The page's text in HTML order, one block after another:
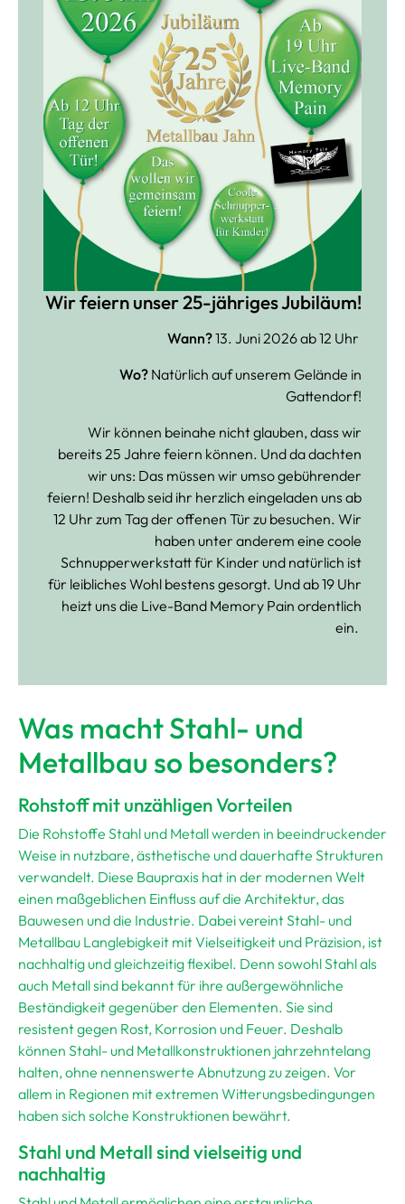
Wir feiern unser 25-jähriges Jubiläum!
Wann?13. Juni 2026 ab 12 Uhr
Wo? Natürlich auf unserem Gelände in
Gattendorf!
Wir können beinahe nicht glauben, dass wir
bereits 25 Jahre feiern können. Und da dachten
wir uns: Das müssen wir umso gebührender
feiern! Deshalb seid ihr herzlich eingeladen uns ab
12 Uhr zum Tag der offenen Tür zu besuchen. Wir
haben unter anderem eine coole
Schnupperwerkstatt für Kinder und natürlich ist
für leibliches Wohl bestens gesorgt. Und ab 19 Uhr
heizt uns die Live-Band Memory Pain ordentlich
ein.
Was macht Stahl- und
Metallbau so besonders?
Rohstoff mit unzähligen Vorteilen
Die Rohstoffe Stahl und Metall werden in beeindruckender
Weise in nutzbare, ästhetische und dauerhafte Strukturen
verwandelt. Diese Baupraxis hat in der modernen Welt
einen maßgeblichen Einfluss auf die Architektur, das
Bauwesen und die Industrie. Dabei vereint Stahl- und
Metallbau Langlebigkeit mit Vielseitigkeit und Präzision, ist
nachhaltig und gleichzeitig flexibel. Denn sowohl Stahl als
auch Metall sind bekannt für ihre außergewöhnliche
Beständigkeit gegenüber den Elementen. Sie sind
resistent gegen Rost, Korrosion und Feuer. Deshalb
können Stahl- und Metallkonstruktionen jahrzehntelang
halten, ohne nennenswerte Abnutzung zu zeigen. Vor
allem in Regionen mit extremen Witterungsbedingungen
haben sich solche Konstruktionen bewährt.
Stahl und Metall sind vielseitig und
nachhaltig